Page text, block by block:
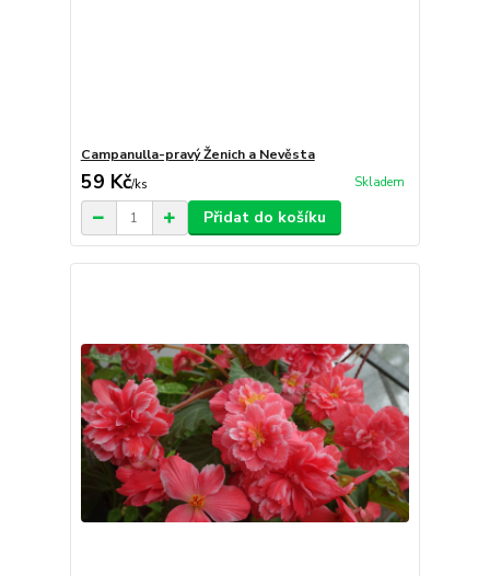
Campanulla-pravý Ženich a Nevěsta
59 Kč/ks Skladem
Přidat do košíku